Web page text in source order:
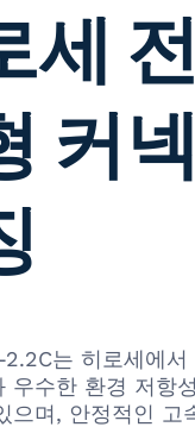
세
커
는 히로세에
우수한 환경 저항
으며, 안정적인 고